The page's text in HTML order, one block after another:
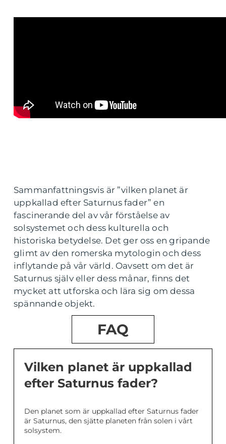
Sammanfattningsvis är ”vilken planet är
uppkallad efter Saturnus fader” en
fascinerande del av vår förståelse av
solsystemet och dess kulturella och
historiska betydelse. Det ger oss en gripande
glimt av den romerska mytologin och dess
inflytande på vår värld. Oavsett om det är
Saturnus själv eller dess månar, finns det
mycket att utforska och lära sig om dessa
spännande objekt.
FAQ
Vilken planet är uppkallad
efter Saturnus fader?
Den planet som är uppkallad efter Saturnus fader
är Saturnus, den sjätte planeten från solen i vårt
solsystem.